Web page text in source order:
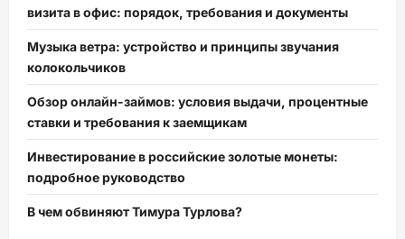
визита в офис: порядок, требования и документы
Музыка ветра: устройство и принципы звучания
колокольчиков
Обзор онлайн-займов: условия выдачи, процентные
ставки и требования к заемщикам
Инвестирование в российские золотые монеты:
подробное руководство
В чем обвиняют Тимура Турлова?